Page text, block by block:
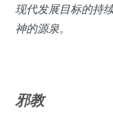
现代发展目标的持
神的源泉。
邪教